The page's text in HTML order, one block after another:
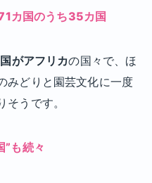
カ国のうち35カ国
がアフリカの国々で、ほ
みどりと園芸文化に一度
うです。
も続々